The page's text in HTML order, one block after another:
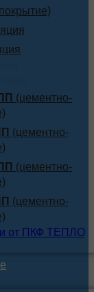
(цементно-
(цементно-
(цементно-
(цементно-